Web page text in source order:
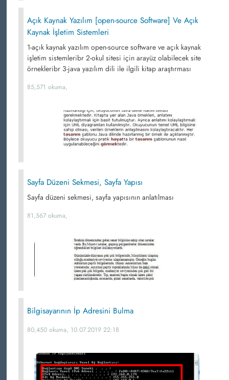
Açık Kaynak Yazılım [open-source Software] Ve Açık
Kaynak İşletim Sistemleri
1-açık kaynak yazılım open-source software ve açık kaynak
işletim sistemleribr 2-okul sitesi için arayüz olabilecek site
örnekleribr 3-java yazılım dili ile ilgili kitap araştırması
85,571 okuma,
Sayfa Düzeni Sekmesi, Sayfa Yapısı
Sayfa düzeni sekmesi, sayfa yapısının anlatılması
81,567 okuma,
Bilgisayarının İp Adresini Bulma
80,450 okuma, 10.07.2019 22:18